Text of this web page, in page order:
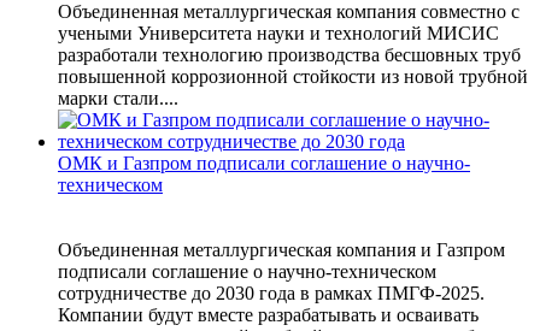
Объединенная металлургическая компания совместно с
учеными Университета науки и технологий МИСИС
разработали технологию производства бесшовных труб
повышенной коррозионной стойкости из новой трубной
марки стали....
ОМК и Газпром подписали соглашение о научно-
техническом
Объединенная металлургическая компания и Газпром
подписали соглашение о научно-техническом
сотрудничестве до 2030 года в рамках ПМГФ-2025.
Компании будут вместе разрабатывать и осваивать